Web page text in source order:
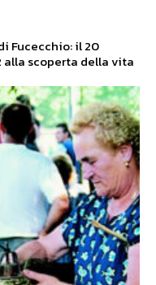
Fucecchio: il 20
alla scoperta della vita